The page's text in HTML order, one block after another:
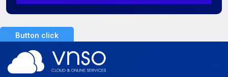
Server Dedicated (Máy chủ riêng)
Server GPU
Server Windows
Button click